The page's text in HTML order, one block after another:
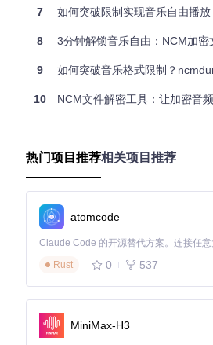
意软件。建议在使用前检查项目的最
执行阶段：三种解密场景操作指南
场景一：单首歌曲解密当你只想转换
时：
输入命令：ncmdump 歌曲名称.ncm
等待转换完成（通常只需几秒）
场景二：批量处理专辑文件当你下载
多个文件时：
打开终端，导航到专辑文件夹
ncmdump *.ncm
系统将自动处理所有NCM文件
打开终端，输入命令：
7 如何突破限制实现音乐自由播放？解锁
8 3分钟解锁音乐自由：NCM加密
9 如何突破音乐格式限制？ncmdumpGUI
10 NCM文件解密工具：让加密音
热门项目推荐相关项目推荐
atomcode
Rust
0 537
MiniMax-H3